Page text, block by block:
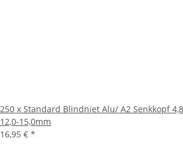
250 x Standard Blindniet Alu/ A2 Senkkopf
12,0-15,0mm
16,95 € *